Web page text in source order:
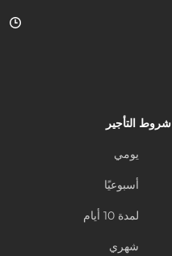
شروط التأجير
يومي
أسبوعيًا
لمدة 10 أيام
شهري